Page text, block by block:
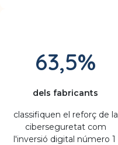
63,5%
dels fabricants
classifiquen el reforç de la
ciberseguretat com
l'inversió digital número 1